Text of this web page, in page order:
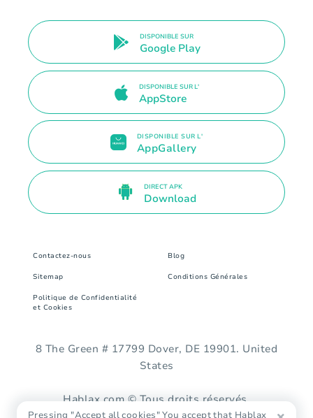
DISPONIBLE SUR
Google Play
DISPONIBLE SUR L'
AppStore
DISPONIBLE SUR L'
AppGallery
DIRECT APK
Download
Contactez-nous Blog
Sitemap Conditions Générales
Politique de Confidentialité
et Cookies
8 The Green # 17799 Dover, DE 19901. United
States
Hablax.com © Tous droits réservés.
Pressing "Accept all cookies" You accept that Hablax